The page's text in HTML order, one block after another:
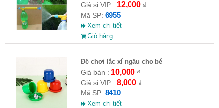
Giá sỉ VIP : 12,000₫
Mã SP: 6955
Xem chi tiết
Giỏ hàng
Đồ chơi lắc xí ngầu cho bé
Giá bán : 10,000₫
Giá sỉ VIP : 8,000₫
Mã SP: 8410
Xem chi tiết